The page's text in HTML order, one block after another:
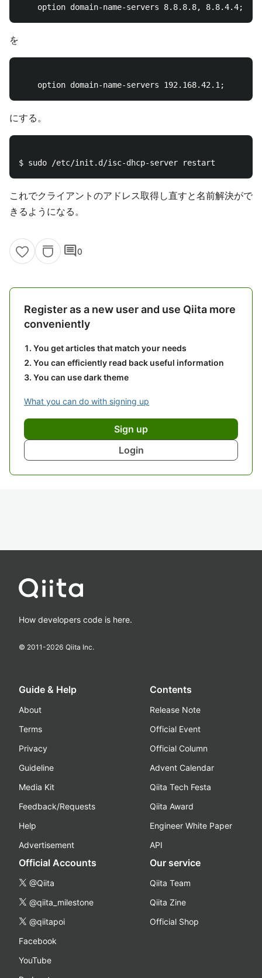
を
にする。
これでクライアントのアドレス取得し直すと名前解決がで
きるようになる。
comment0
Register as a new user and use Qiita more
conveniently
You get articles that match your needs
You can efficiently read back useful information
You can use dark theme
What you can do with signing up
Sign up
Login
How developers code is here.
© 2011-2026 Qiita Inc.
Guide & Help
About
Terms
Privacy
Guideline
Media Kit
Feedback/Requests
Help
Advertisement
Contents
Release Note
Official Event
Official Column
Advent Calendar
Qiita Tech Festa
Qiita Award
Engineer White Paper
API
Official Accounts
@Qiita
@qiita_milestone
@qiitapoi
Facebook
YouTube
Our service
Qiita Team
Qiita Zine
Official Shop